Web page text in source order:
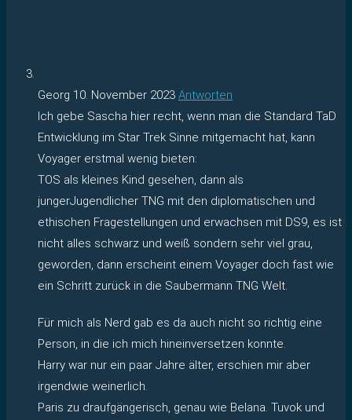
Georg 10. November 2023 Antworten
Ich gebe Sascha hier recht, wenn man die Standard TaD
Entwicklung im Star Trek Sinne mitgemacht hat, kann
Voyager erstmal wenig bieten:
TOS als kleines Kind gesehen, dann als
jungerJugendlicher TNG mit den diplomatischen und
ethischen Fragestellungen und erwachsen mit DS9, es ist
nicht alles schwarz und weiß sondern sehr viel grau,
geworden, dann erscheint einem Voyager doch fast wie
ein Schritt zurück in die Saubermann TNG Welt.
Für mich als Nerd gab es da auch nicht so richtig eine
Person, in die ich mich hineinversetzen konnte.
Harry war nur ein paar Jahre älter, erschien mir aber
irgendwie weinerlich.
Paris zu draufgängerisch, genau wie Belana. Tuvok und